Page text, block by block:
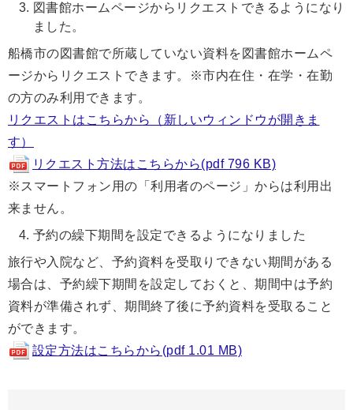
図書館ホームページからリクエストできるようになり
ました。
船橋市の図書館で所蔵していない資料を図書館ホームペ
ージからリクエストできます。※市内在住・在学・在勤
の方のみ利用できます。
リクエストはこちらから（新しいウィンドウが開きま
す）
リクエスト方法はこちらから(pdf 796 KB)
※スマートフォン用の「利用者のページ」からは利用出
来ません。
予約の繰下期間を設定できるようになりました
旅行や入院など、予約資料を受取りできない期間がある
場合は、予約繰下期間を設定しておくと、期間中は予約
資料が準備されず、期間終了後に予約資料を受取ること
ができます。
設定方法はこちらから(pdf 1.01 MB)